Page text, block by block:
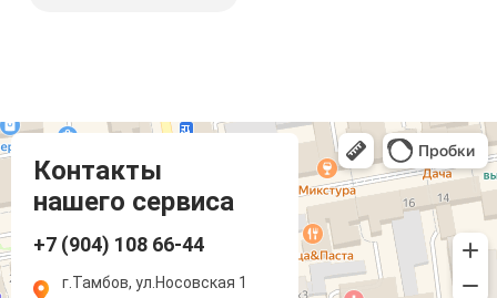
Контакты
нашего сервиса
+7 (904) 108 66-44
г.Тамбов, ул.Носовская 1
Компмастер
Тамбов
Носовская улица, 1